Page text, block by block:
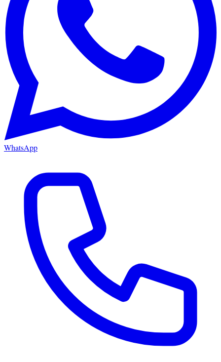
WhatsApp